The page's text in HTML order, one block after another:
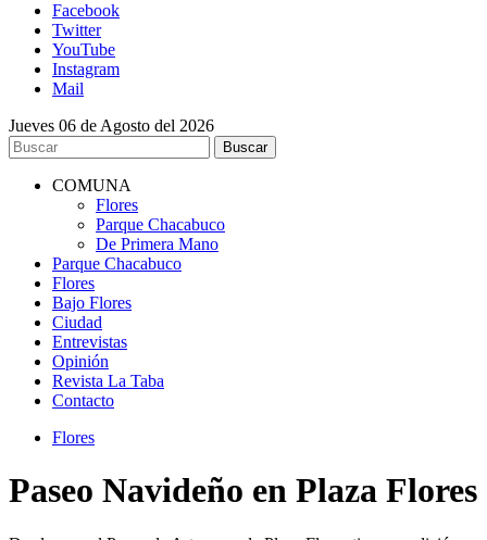
Facebook
Twitter
YouTube
Instagram
Mail
Jueves 06 de Agosto del 2026
COMUNA
Flores
Parque Chacabuco
De Primera Mano
Parque Chacabuco
Flores
Bajo Flores
Ciudad
Entrevistas
Opinión
Revista La Taba
Contacto
Flores
Paseo Navideño en Plaza Flores